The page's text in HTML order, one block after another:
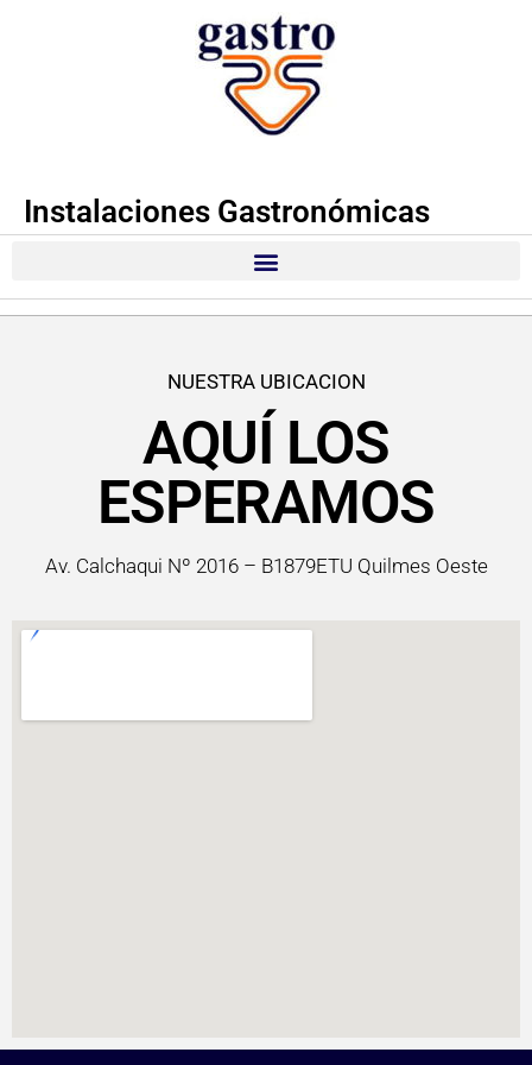
Instalaciones Gastronómicas
NUESTRA UBICACION
AQUÍ LOS
ESPERAMOS
Av. Calchaqui Nº 2016 – B1879ETU Quilmes Oeste